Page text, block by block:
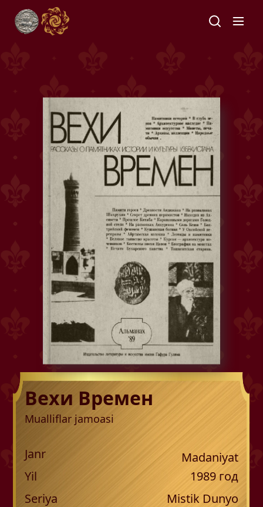
Вехи Времен
Mualliflar jamoasi
Janr
Madaniyat
Yil
1989год
Seriya
Mistik Dunyo